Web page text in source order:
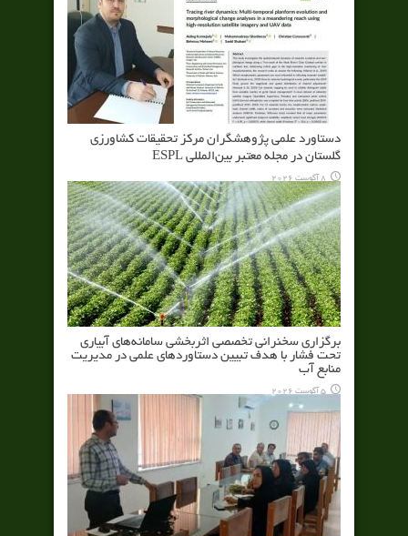
دستاورد علمی پژوهشگران مرکز تحقیقات کشاورزی
گلستان در مجله معتبر بین‌المللی ESPL
8 آگوست 2026
برگزاری سخنرانی تخصصی اثربخشی سامانه‌های آبیاری
تحت فشار با هدف تبیین دستاوردهای علمی در مدیریت
منابع آب
5 آگوست 2026